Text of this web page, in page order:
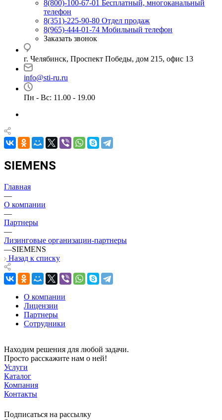
8(800)-100-67-01 Бесплатный, многоканальный
телефон
8(351)-225-90-80 Отдел продаж
8(965)-444-01-74 Мобильный телефон
Заказать звонок
г. Челябинск, Проспект Победы, дом 215, офис 13
info@sti-ru.ru
Пн - Вс: 11.00 - 19.00
SIEMENS
Главная
—
О компании
—
Партнеры
—
Лизинговые организации-партнеры
—SIEMENS
Назад к списку
О компании
Лицензии
Партнеры
Сотрудники
Находим решения для любой задачи.
Просто расскажите нам о ней!
Услуги
Каталог
Компания
Контакты
Подписаться на рассылку